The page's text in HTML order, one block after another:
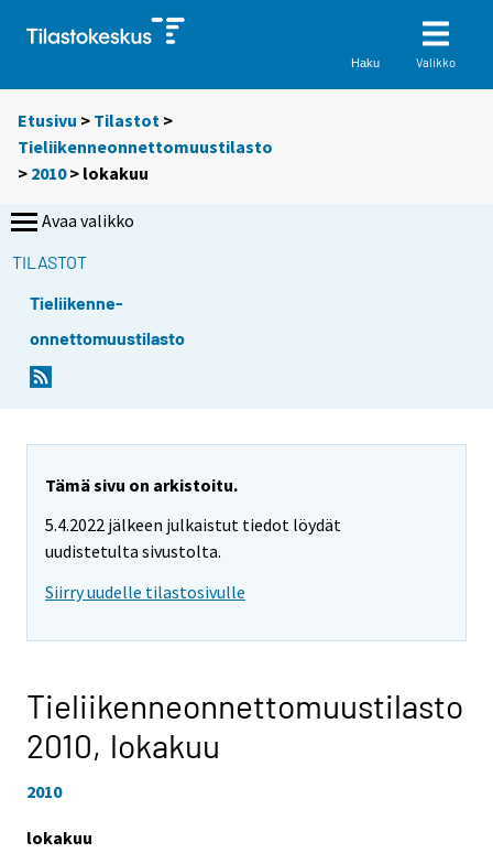
Haku Valikko
Etusivu > Tilastot >
Tieliikenneonnettomuustilasto
> 2010> lokakuu
Avaa valikko
TILASTOT
Tieliikenne-
onnettomuustilasto
Tämä sivu on arkistoitu.
5.4.2022 jälkeen julkaistut tiedot löydät
uudistetulta sivustolta.
Siirry uudelle tilastosivulle
Tieliikenneonnettomuustilasto
2010, lokakuu
2010
lokakuu